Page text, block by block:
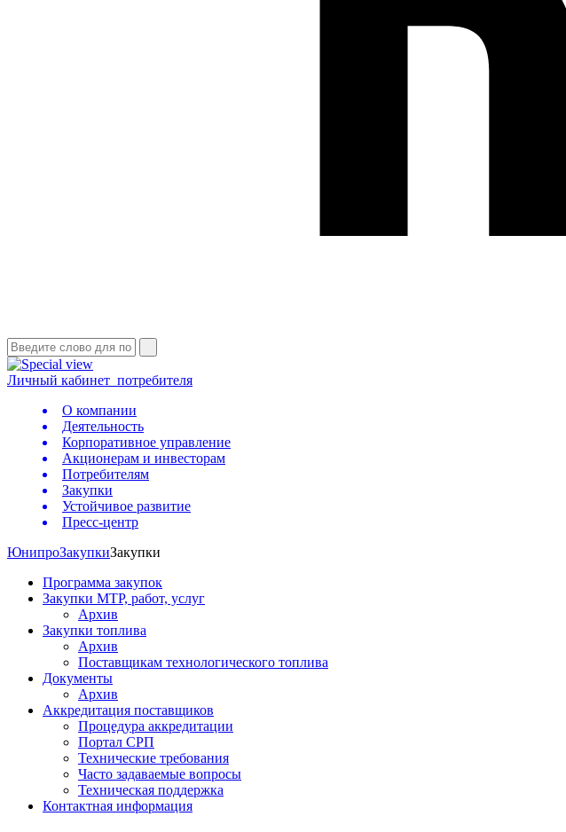
Личный кабинет потребителя
О компании
Деятельность
Корпоративное управление
Акционерам и инвесторам
Потребителям
Закупки
Устойчивое развитие
Пресс-центр
ЮнипроЗакупкиЗакупки
Программа закупок
Закупки МТР, работ, услуг
Архив
Закупки топлива
Архив
Поставщикам технологического топлива
Документы
Архив
Аккредитация поставщиков
Процедура аккредитации
Портал СРП
Технические требования
Часто задаваемые вопросы
Техническая поддержка
Контактная информация